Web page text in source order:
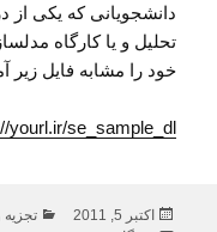
دانشجویانی که یکی
تحلیل و یا کارگاه
خود را مشابه فایل زیر
yourl.ir/se_sample_dl
ارسال
اکتبر 5, 2011 تجزیه